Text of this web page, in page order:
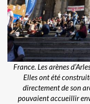
France. Les arènes
Elles ont été
directement de son
pouvaient accueillir